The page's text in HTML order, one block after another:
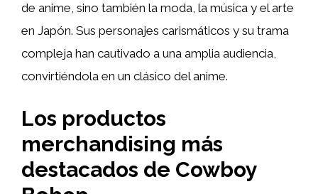
de anime, sino también la moda, la música y el arte
en Japón. Sus personajes carismáticos y su trama
compleja han cautivado a una amplia audiencia,
convirtiéndola en un clásico del anime.
Los productos
merchandising más
destacados de Cowboy